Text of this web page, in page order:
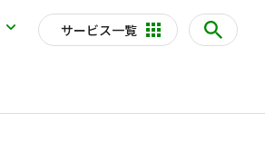
サービス一覧